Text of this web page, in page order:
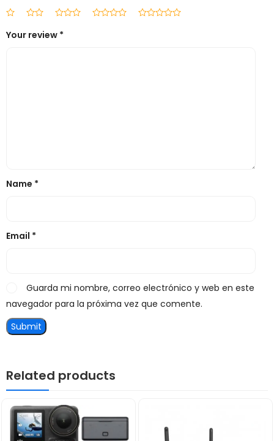
Your review *
Name *
Email *
Guarda mi nombre, correo electrónico y web en este
navegador para la próxima vez que comente.
Related products